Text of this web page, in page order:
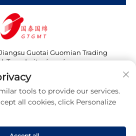
Guotai Guomian Trading
Tous droits réservés
de confidentialité
tools to provide our services.
all cookies, click Personalize